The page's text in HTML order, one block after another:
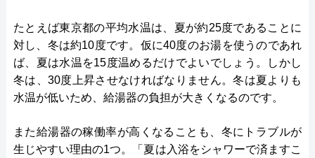
たとえば東京都の平均水温は、夏が約25度であることに
対し、冬は約10度です。仮に40度のお湯を使うのであれ
ば、夏は水温を15度温めるだけでよいでしょう。しかし
冬は、30度上昇させなければなりません。冬は夏よりも
水温が低いため、給湯器の負担が大きくなるのです。
また給湯器の稼働率が高くなることも、冬にトラブルが
生じやすい理由の1つ。「夏は入浴をシャワーで済ますこ